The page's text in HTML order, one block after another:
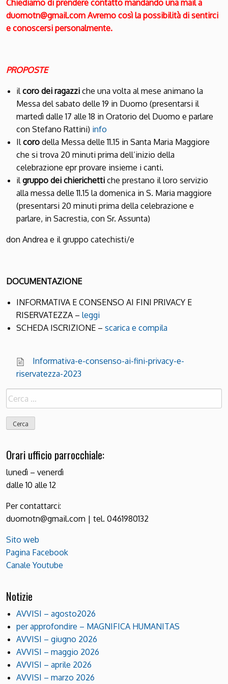
Chiediamo di prendere contatto mandando una mail a
duomotn@gmail.com Avremo così la possibilità di sentirci
e conoscersi personalmente.
PROPOSTE
ilcoro dei ragazzi che una volta al mese animano la
Messa del sabato delle 19 in Duomo (presentarsi il
martedì dalle 17 alle 18 in Oratorio del Duomo e parlare
con Stefano Rattini) info
Ilcoro della Messa delle 11.15 in Santa Maria Maggiore
che si trova 20 minuti prima dell’inizio della
celebrazione epr provare insieme i canti.
ilgruppo dei chierichetti che prestano il loro servizio
alla messa delle 11.15 la domenica in S. Maria maggiore
(presentarsi 20 minuti prima della celebrazione e
parlare, in Sacrestia, con Sr. Assunta)
don Andrea e il gruppo catechisti/e
DOCUMENTAZIONE
INFORMATIVA E CONSENSO AI FINI PRIVACY E
RISERVATEZZA – leggi
SCHEDA ISCRIZIONE – scarica e compila
Informativa-e-consenso-ai-fini-privacy-e-
riservatezza-2023
Ricerca
per:
Orari ufficio parrocchiale:
lunedì – venerdì
dalle 10 alle 12
Per contattarci:
duomotn@gmail.com | tel. 0461980132
Sito web
Pagina Facebook
Canale Youtube
Notizie
AVVISI – agosto2026
per approfondire – MAGNIFICA HUMANITAS
AVVISI – giugno 2026
AVVISI – maggio 2026
AVVISI – aprile 2026
AVVISI – marzo 2026